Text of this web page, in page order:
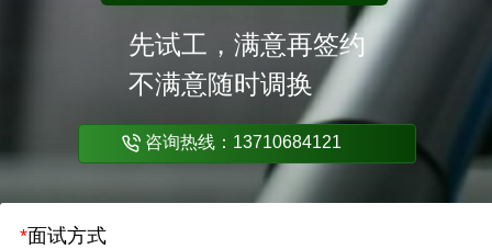
先试工，满意再签约
不满意随时调换
咨询热线：13710684121
*面试方式